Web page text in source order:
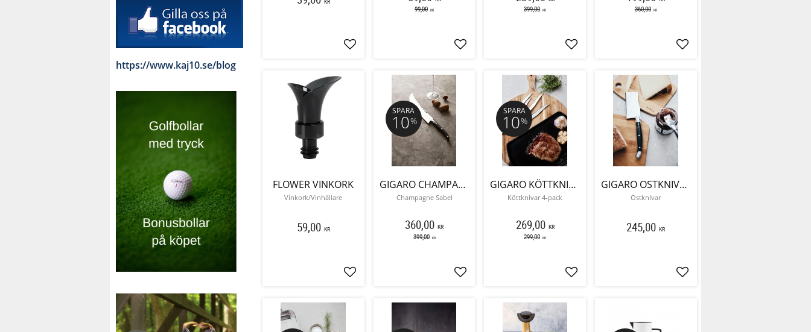
Lägg till i favoriter
99,00 KR
Lägg till i favoriter
399,00 KR
Lägg till i favoriter
360,00 KR
Lägg till i favoriter
FLOWER VINKORK
Vinkork/Vinhällare
59,00 KR
Lägg till i favoriter
GIGARO CHAMPAGNE SABEL
Champagne Sabel
360,00 KR
399,00 KR
SPARA
10%
Lägg till i favoriter
GIGARO KÖTTKNIVAR
Köttknivar 4-pack
269,00 KR
299,00 KR
SPARA
10%
Lägg till i favoriter
GIGARO OSTKNIVAR
Ostknivar
245,00 KR
Lägg till i favoriter
https://www.kaj10.se/blog